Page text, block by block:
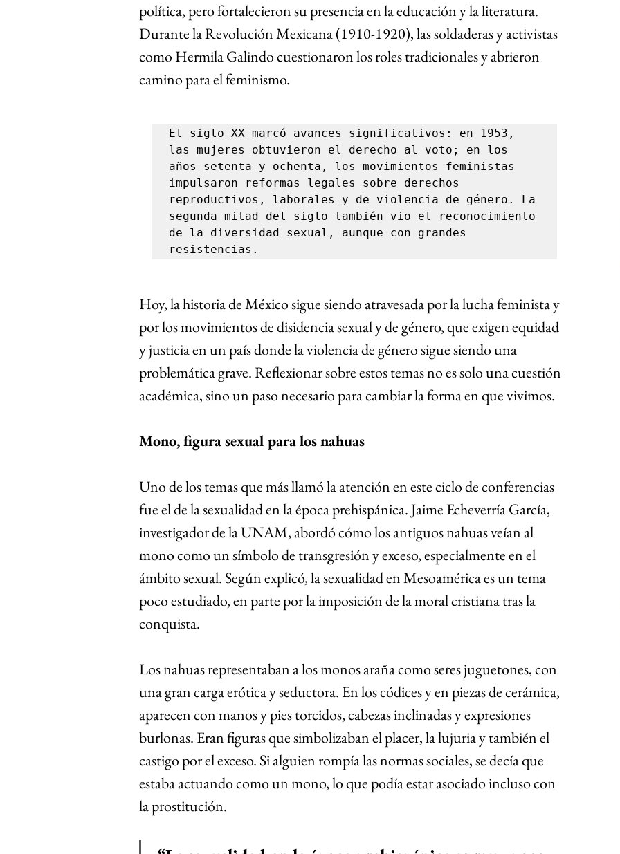
política, pero fortalecieron su presencia en la educación y la literatura.
Durante la Revolución Mexicana (1910-1920), las soldaderas y activistas
como Hermila Galindo cuestionaron los roles tradicionales y abrieron
camino para el feminismo.
El siglo XX marcó avances significativos: en 1953,
las mujeres obtuvieron el derecho al voto; en los
años setenta y ochenta, los movimientos feministas
impulsaron reformas legales sobre derechos
reproductivos, laborales y de violencia de género. La
segunda mitad del siglo también vio el reconocimiento
de la diversidad sexual, aunque con grandes
resistencias.
Hoy, la historia de México sigue siendo atravesada por la lucha feminista y
por los movimientos de disidencia sexual y de género, que exigen equidad
y justicia en un país donde la violencia de género sigue siendo una
problemática grave. Reflexionar sobre estos temas no es solo una cuestión
académica, sino un paso necesario para cambiar la forma en que vivimos.
Mono, figura sexual para los nahuas
Uno de los temas que más llamó la atención en este ciclo de conferencias
fue el de la sexualidad en la época prehispánica. Jaime Echeverría García,
investigador de la UNAM, abordó cómo los antiguos nahuas veían al
mono como un símbolo de transgresión y exceso, especialmente en el
ámbito sexual. Según explicó, la sexualidad en Mesoamérica es un tema
poco estudiado, en parte por la imposición de la moral cristiana tras la
conquista.
Los nahuas representaban a los monos araña como seres juguetones, con
una gran carga erótica y seductora. En los códices y en piezas de cerámica,
aparecen con manos y pies torcidos, cabezas inclinadas y expresiones
burlonas. Eran figuras que simbolizaban el placer, la lujuria y también el
castigo por el exceso. Si alguien rompía las normas sociales, se decía que
estaba actuando como un mono, lo que podía estar asociado incluso con
la prostitución.